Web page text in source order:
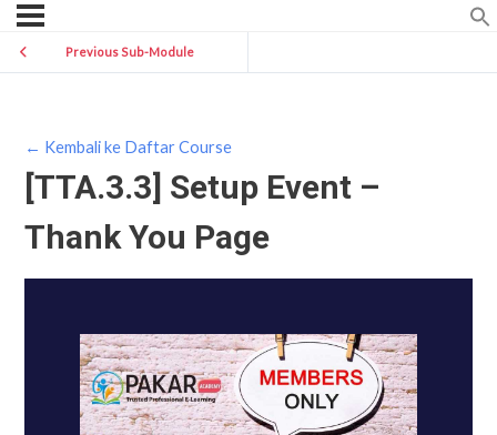
Previous Sub-Module
← Kembali ke Daftar Course
[TTA.3.3] Setup Event –
Thank You Page